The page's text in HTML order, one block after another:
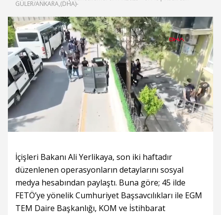
GÜLER/ANKARA,(DHA)-
Toplam
Süre
0%
:
0%
İçişleri Bakanı Ali Yerlikaya, son iki haftadır
düzenlenen operasyonların detaylarını sosyal
medya hesabından paylaştı. Buna göre; 45 ilde
FETÖ’ye yönelik Cumhuriyet Başsavcılıkları ile EGM
TEM Daire Başkanlığı, KOM ve İstihbarat